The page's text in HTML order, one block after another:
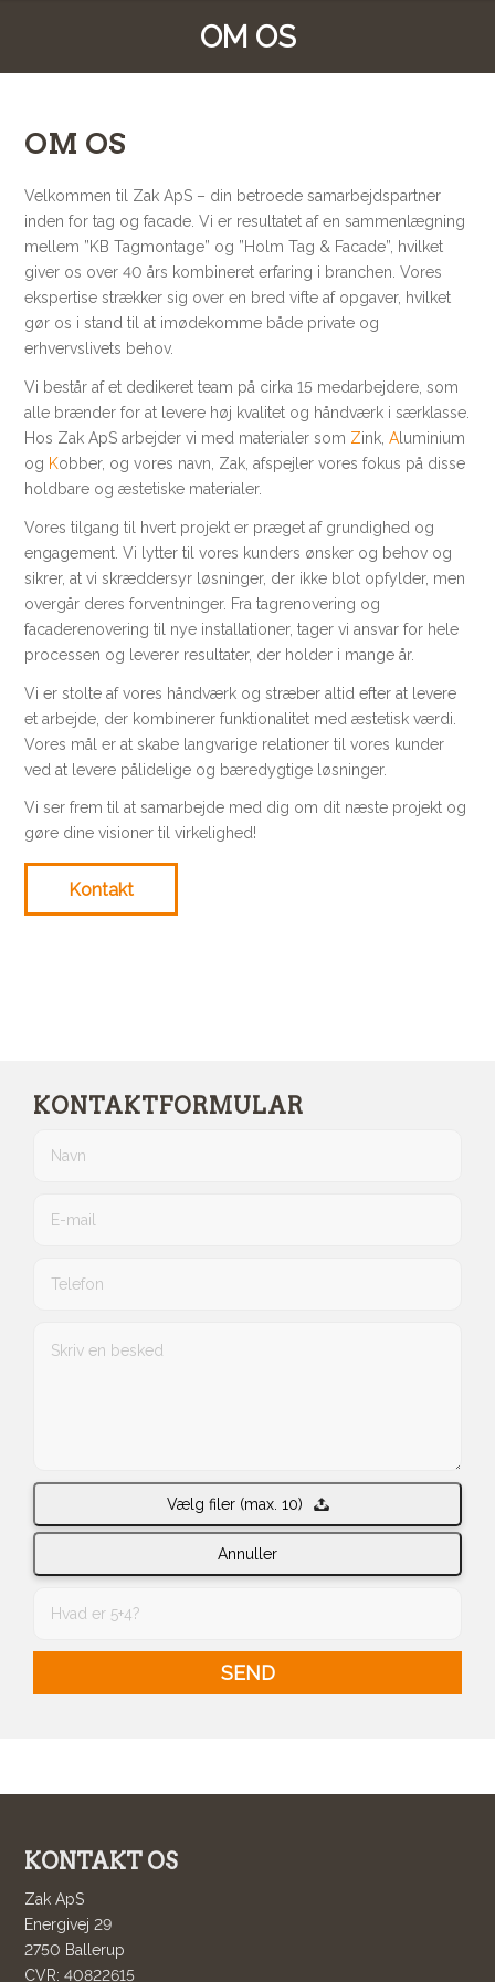
OM OS
OM OS
Velkommen til Zak ApS – din betroede samarbejdspartner
inden for tag og facade. Vi er resultatet af en sammenlægning
mellem ”KB Tagmontage” og ”Holm Tag & Facade”, hvilket
giver os over 40 års kombineret erfaring i branchen. Vores
ekspertise strækker sig over en bred vifte af opgaver, hvilket
gør os i stand til at imødekomme både private og
erhvervslivets behov.
Vi består af et dedikeret team på cirka 15 medarbejdere, som
alle brænder for at levere høj kvalitet og håndværk i særklasse.
Hos Zak ApS arbejder vi med materialer som Zink,A luminium
og Kobber, og vores navn, Zak, afspejler vores fokus på disse
holdbare og æstetiske materialer.
Vores tilgang til hvert projekt er præget af grundighed og
engagement. Vi lytter til vores kunders ønsker og behov og
sikrer, at vi skræddersyr løsninger, der ikke blot opfylder, men
overgår deres forventninger. Fra tagrenovering og
facaderenovering til nye installationer, tager vi ansvar for hele
processen og leverer resultater, der holder i mange år.
Vi er stolte af vores håndværk og stræber altid efter at levere
et arbejde, der kombinerer funktionalitet med æstetisk værdi.
Vores mål er at skabe langvarige relationer til vores kunder
ved at levere pålidelige og bæredygtige løsninger.
Vi ser frem til at samarbejde med dig om dit næste projekt og
gøre dine visioner til virkelighed!
Kontakt
KONTAKTFORMULAR
Vælg filer (max. 10)
Annuller
KONTAKT OS
Zak ApS
Energivej 29
2750 Ballerup
CVR: 40822615